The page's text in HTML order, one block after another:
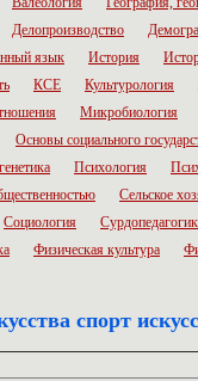
Делопроизводство
язык История
КСЕ Культурология
Микробиология
Основы социального
Психология
Сельское
Социология
Физическая культура
спорт